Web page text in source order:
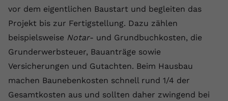
vor dem eigentlichen Baustart und begleiten das
Projekt bis zur Fertigstellung. Dazu zählen
beispielsweise Notar- und Grundbuchkosten, die
Grunderwerbsteuer, Bauanträge sowie
Versicherungen und Gutachten. Beim Hausbau
machen Baunebenkosten schnell rund 1/4 der
Gesamtkosten aus und sollten daher zwingend bei
Anbieter youtube.com
Dieser von YouTube gesetzte Cookie
registriert eine eindeutige ID, um